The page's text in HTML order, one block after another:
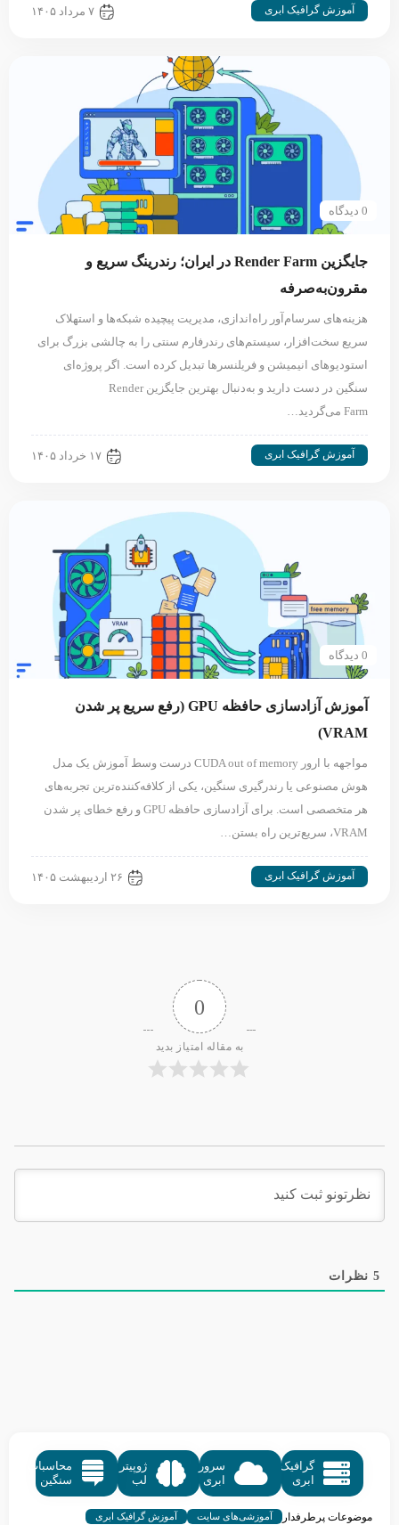
آموزش گرافیک ابری ۷ مرداد ۱۴۰۵
0 دیدگاه
جایگزین Render Farm در ایران؛ رندرینگ سریع و
مقرون‌به‌صرفه
هزینه‌های سرسام‌آور راه‌اندازی، مدیریت پیچیده شبکه‌ها و استهلاک
سریع سخت‌افزار، سیستم‌های رندرفارم سنتی را به چالشی بزرگ برای
استودیوهای انیمیشن و فریلنسرها تبدیل کرده است. اگر پروژه‌ای
سنگین در دست دارید و به‌دنبال بهترین جایگزین Render
Farm می‌گردید…
آموزش گرافیک ابری ۱۷ خرداد ۱۴۰۵
0 دیدگاه
آموزش آزادسازی حافظه GPU (رفع سریع پر شدن
VRAM)
مواجهه با ارور CUDA out of memory درست وسط آموزش یک مدل
هوش مصنوعی یا رندرگیری سنگین، یکی از کلافه‌کننده‌ترین تجربه‌های
هر متخصصی است. برای آزادسازی حافظه GPU و رفع خطای پر شدن
VRAM، سریع‌ترین راه بستن…
آموزش گرافیک ابری ۲۶ اردیبهشت ۱۴۰۵
0
به مقاله امتیاز بدید
5 نظرات
گرافیک
ابری
ژوپیتر
لب
سرور
ابری
محاسبات
سنگین
موضوعات پرطرفدار آموزشی‌های سایت آموزش گرافیک ابری